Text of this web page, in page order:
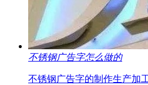
不锈钢广告字怎么做的
不锈钢广告字的制作生产加